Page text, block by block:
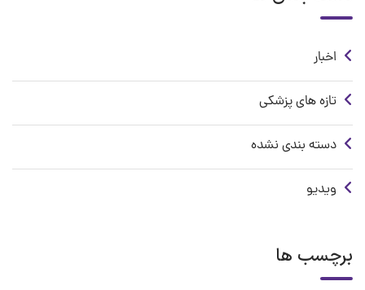
اخبار
تازه های پزشکی
دسته بندی نشده
ویدیو
برچسب ها